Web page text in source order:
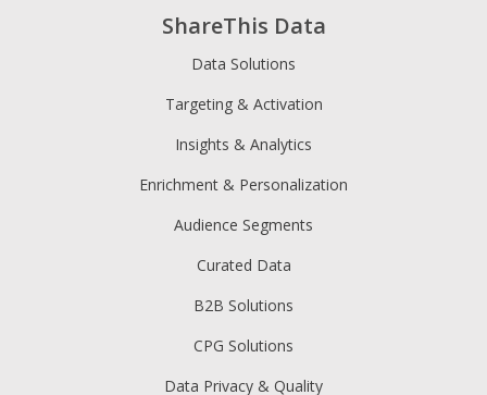
ShareThis Data
Data Solutions
Targeting & Activation
Insights & Analytics
Enrichment & Personalization
Audience Segments
Curated Data
B2B Solutions
CPG Solutions
Data Privacy & Quality